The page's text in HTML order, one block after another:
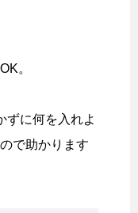
。
ずに何を入れよ
で助かります